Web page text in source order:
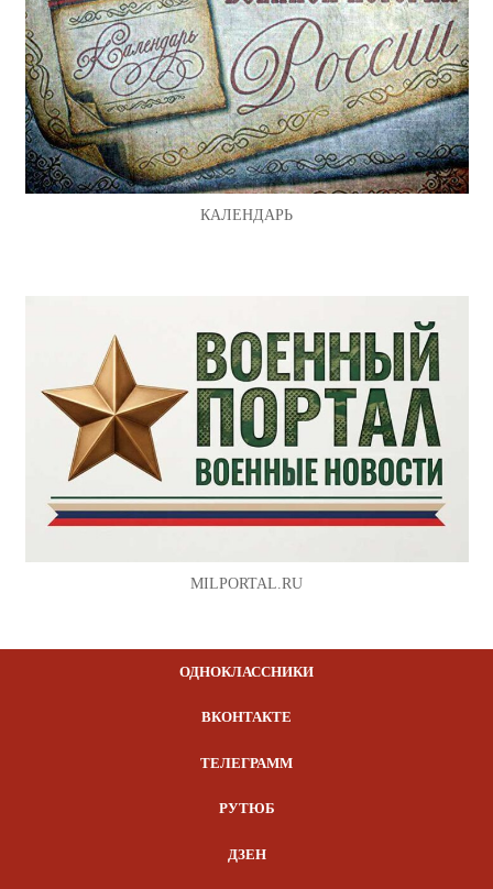
КАЛЕНДАРЬ
MILPORTAL.RU
ОДНОКЛАССНИКИ
ВКОНТАКТЕ
ТЕЛЕГРАММ
РУТЮБ
ДЗЕН